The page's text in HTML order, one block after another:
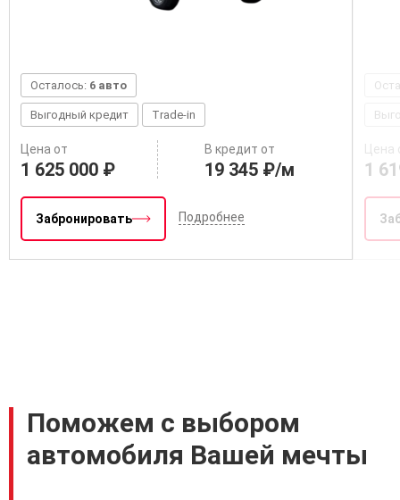
Осталось: 6 авто
Выгодный кредит Trade-in
Цена от
1 625 000 ₽
В кредит от
19 345 ₽/м
Забронировать Подробнее
Цена
1
Поможем с выбором
автомобиля Вашей мечты